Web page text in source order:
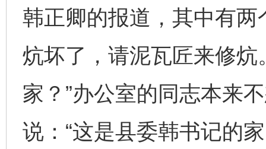
韩正卿的报道，其中有
炕坏了，请泥瓦匠来修炕
家？”办公室的同志本来
说：“这是县委韩书记的